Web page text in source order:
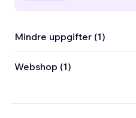
Mindre uppgifter (1)
Webshop (1)